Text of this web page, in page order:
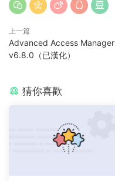
上一篇
Advanced Access Manager
v6.8.0（已漢化）
猜你喜歡